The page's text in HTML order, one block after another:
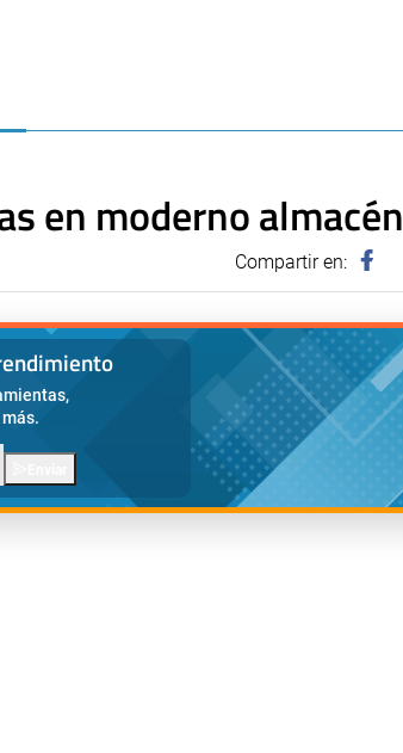
en moderno almacén
Compartir en: